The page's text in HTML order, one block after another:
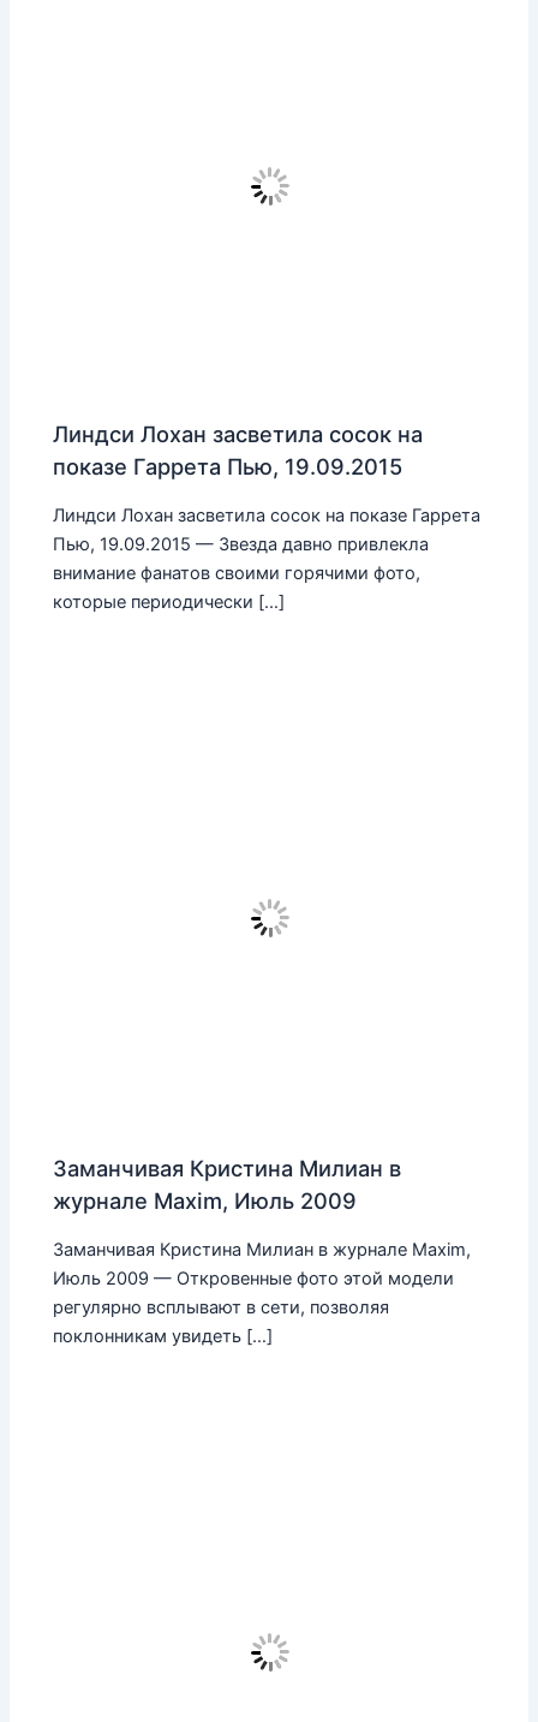
Линдси Лохан засветила сосок на
показе Гаррета Пью, 19.09.2015
Линдси Лохан засветила сосок на показе Гаррета
Пью, 19.09.2015 — Звезда давно привлекла
внимание фанатов своими горячими фото,
которые периодически […]
Заманчивая Кристина Милиан в
журнале Maxim, Июль 2009
Заманчивая Кристина Милиан в журнале Maxim,
Июль 2009 — Откровенные фото этой модели
регулярно всплывают в сети, позволяя
поклонникам увидеть […]